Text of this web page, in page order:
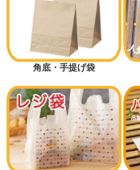
角底・手提げ袋